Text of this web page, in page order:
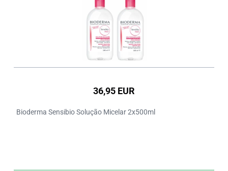
36,95 EUR
Bioderma Sensibio Solução Micelar 2x500ml